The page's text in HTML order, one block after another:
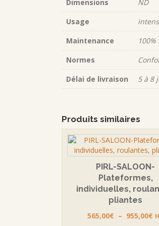
Dimensions
ND
Usage
Maintenance
Normes
Délai de livraison
5 à 8
Produits similaires
PIRL-SALOON-
Plateformes,
individuelles,
pliantes
565,00€ – 955,00€